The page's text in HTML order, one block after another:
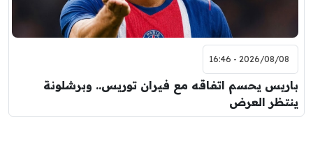
2026/08/08 - 16:46
باريس يحسم اتفاقه مع فيران توريس.. وبرشلونة
ينتظر العرض